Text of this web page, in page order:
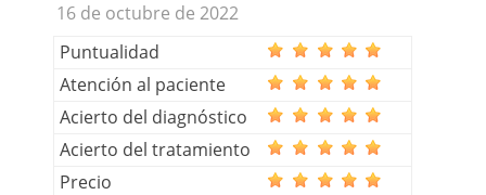
16 de octubre de 2022
Puntualidad
Atención al paciente
Acierto del diagnóstico
Acierto del tratamiento
Precio